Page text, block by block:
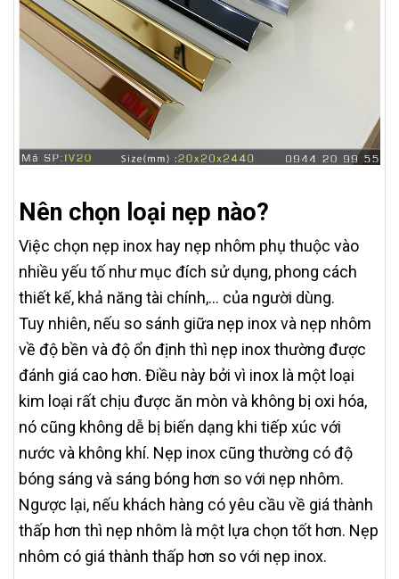
Nên chọn loại nẹp nào?
Việc chọn nẹp inox hay nẹp nhôm phụ thuộc vào
nhiều yếu tố như mục đích sử dụng, phong cách
thiết kế, khả năng tài chính,... của người dùng.
Tuy nhiên, nếu so sánh giữa nẹp inox và nẹp nhôm
về độ bền và độ ổn định thì nẹp inox thường được
đánh giá cao hơn. Điều này bởi vì inox là một loại
kim loại rất chịu được ăn mòn và không bị oxi hóa,
nó cũng không dễ bị biến dạng khi tiếp xúc với
nước và không khí. Nẹp inox cũng thường có độ
bóng sáng và sáng bóng hơn so với nẹp nhôm.
Ngược lại, nếu khách hàng có yêu cầu về giá thành
thấp hơn thì nẹp nhôm là một lựa chọn tốt hơn. Nẹp
nhôm có giá thành thấp hơn so với nẹp inox.